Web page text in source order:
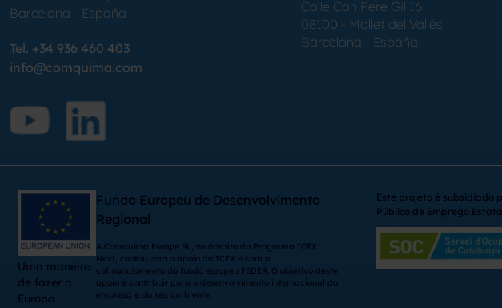
Barcelona - España
Tel. +34 936 460 403
info@comquima.com
Calle Can Pere Gil 16
08100 - Mollet del Vallés
Barcelona - España
Uma maneira
de fazer a
Europa
Fundo Europeu de Desenvolvimento
Regional
A Comquima Europe SL, no âmbito do Programa ICEX
Next, contou com o apoio do ICEX e com o
cofinanciamento do fundo europeu FEDER. O objetivo deste
apoio é contribuir para o desenvolvimento internacional da
empresa e do seu ambiente.
Este projeto é subsidiado
Público de Emprego